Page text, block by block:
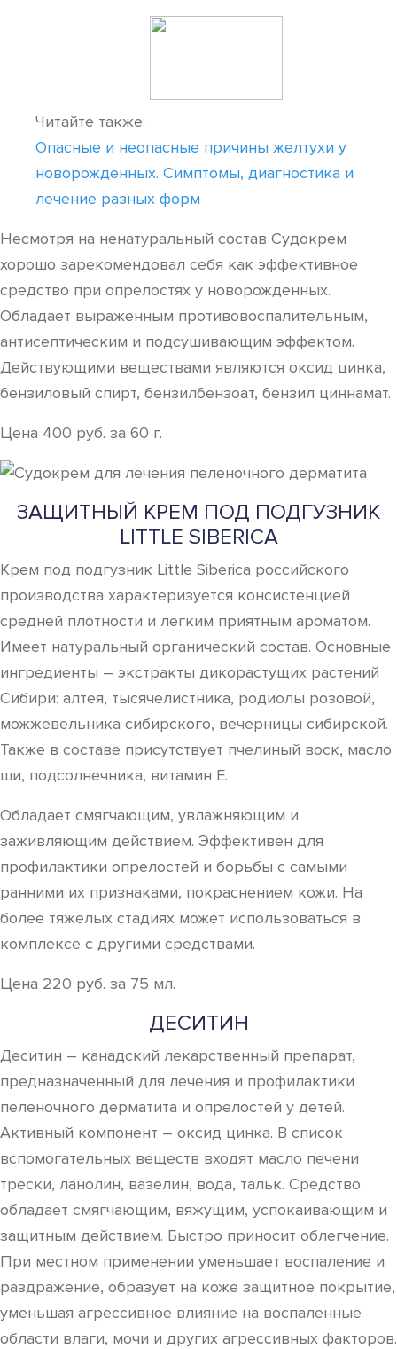
Читайте также:
Опасные и неопасные причины желтухи у
новорожденных. Симптомы, диагностика и
лечение разных форм
Несмотря на ненатуральный состав Судокрем
хорошо зарекомендовал себя как эффективное
средство при опрелостях у новорожденных.
Обладает выраженным противовоспалительным,
антисептическим и подсушивающим эффектом.
Действующими веществами являются оксид цинка,
бензиловый спирт, бензилбензоат, бензил циннамат.
Цена 400 руб. за 60 г.
ЗАЩИТНЫЙ КРЕМ ПОД ПОДГУЗНИК
LITTLE SIBERICA
Крем под подгузник Little Siberica российского
производства характеризуется консистенцией
средней плотности и легким приятным ароматом.
Имеет натуральный органический состав. Основные
ингредиенты – экстракты дикорастущих растений
Сибири: алтея, тысячелистника, родиолы розовой,
можжевельника сибирского, вечерницы сибирской.
Также в составе присутствует пчелиный воск, масло
ши, подсолнечника, витамин E.
Обладает смягчающим, увлажняющим и
заживляющим действием. Эффективен для
профилактики опрелостей и борьбы с самыми
ранними их признаками, покраснением кожи. На
более тяжелых стадиях может использоваться в
комплексе с другими средствами.
Цена 220 руб. за 75 мл.
ДЕСИТИН
Деситин – канадский лекарственный препарат,
предназначенный для лечения и профилактики
пеленочного дерматита и опрелостей у детей.
Активный компонент – оксид цинка. В список
вспомогательных веществ входят масло печени
трески, ланолин, вазелин, вода, тальк. Средство
обладает смягчающим, вяжущим, успокаивающим и
защитным действием. Быстро приносит облегчение.
При местном применении уменьшает воспаление и
раздражение, образует на коже защитное покрытие,
уменьшая агрессивное влияние на воспаленные
области влаги, мочи и других агрессивных факторов.